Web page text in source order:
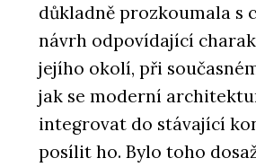
důkladně prozkoumala s
návrh odpovídající
jejího okolí, při
jak se moderní
integrovat do stávající
posílit ho. Bylo toho